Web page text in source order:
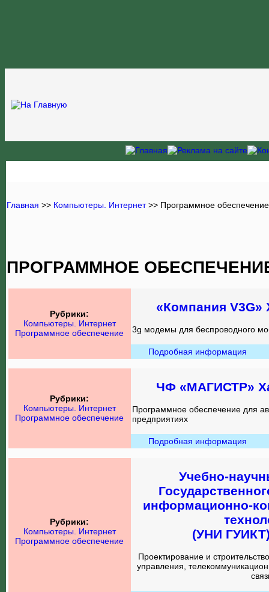
Главная >> Компьютеры. Интернет>> Программное обеспечение
ПРОГРАММНОЕ
Рубрики:
Компьютеры. Интернет
Программное обеспечение
«Компания V3G»
3g модемы для беспроводного
Подробная информация
Рубрики:
Компьютеры. Интернет
Программное обеспечение
ЧФ «МАГИСТР»
Программное обеспечение для
предприятиях
Подробная информация
Рубрики:
Компьютеры. Интернет
Программное обеспечение
Учебно-
информационно-
(УНИ
Проектирование и
управления,